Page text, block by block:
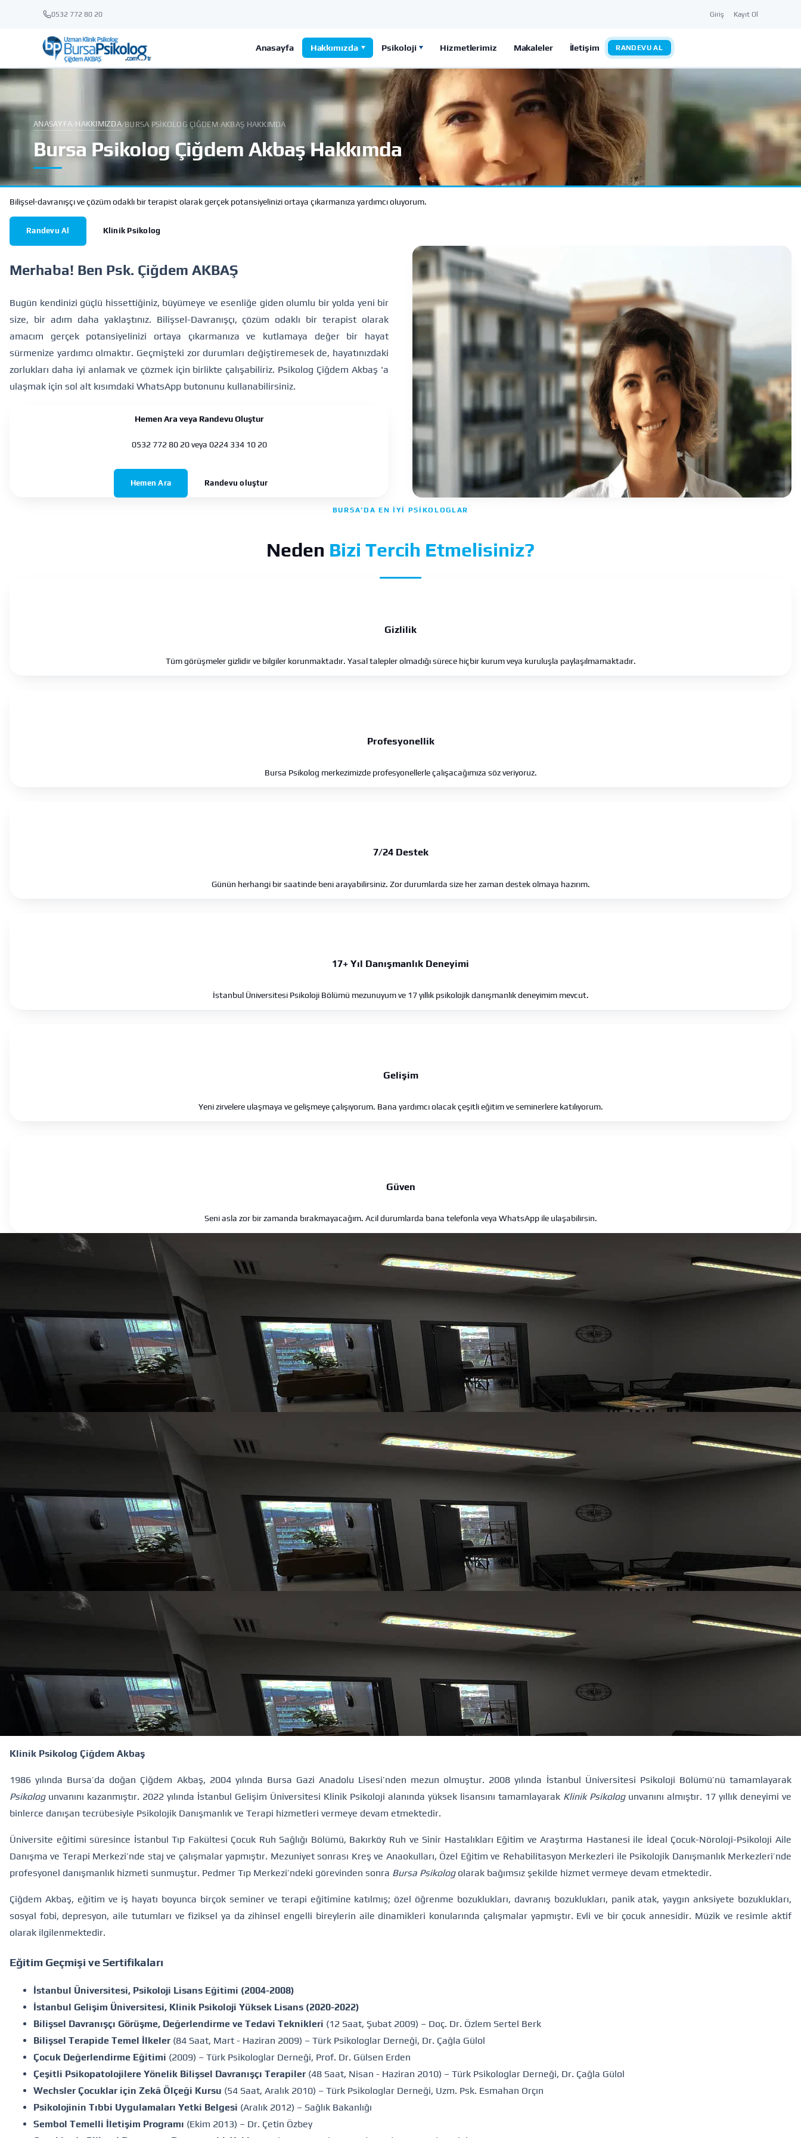
0532 772 80 20 Giriş Kayıt Ol
Anasayfa Hakkımızda Psikoloji Hizmetlerimiz Makaleler İletişim RANDEVU AL
ANASAYFA HAKKIMIZDA/BURSA PSIKOLOG ÇIĞDEM AKBAŞ HAKKIMDA
Bursa Psikolog Çiğdem Akbaş Hakkımda
Bilişsel-davranışçı ve çözüm odaklı bir terapist olarak gerçek potansiyelinizi ortaya çıkarmanıza yardımcı oluyorum.
Randevu Al Klinik Psikolog
Merhaba! Ben Psk. Çiğdem AKBAŞ
Bugün kendinizi güçlü hissettiğiniz, büyümeye ve esenliğe giden olumlu bir yolda yeni bir
size, bir adım daha yaklaştınız. Bilişsel-Davranışçı, çözüm odaklı bir terapist olarak
amacım gerçek potansiyelinizi ortaya çıkarmanıza ve kutlamaya değer bir hayat
sürmenize yardımcı olmaktır. Geçmişteki zor durumları değiştiremesek de, hayatınızdaki
zorlukları daha iyi anlamak ve çözmek için birlikte çalışabiliriz. Psikolog Çiğdem Akbaş 'a
ulaşmak için sol alt kısımdaki WhatsApp butonunu kullanabilirsiniz.
Hemen Ara veya Randevu Oluştur
0532 772 80 20veya 0224 334 10 20
Hemen Ara Randevu oluştur
BURSA’DA EN İYI PSIKOLOGLAR
Neden Bizi Tercih Etmelisiniz?
Gizlilik
Tüm görüşmeler gizlidir ve bilgiler korunmaktadır. Yasal talepler olmadığı sürece hiçbir kurum veya kuruluşla paylaşılmamaktadır.
Profesyonellik
Bursa Psikolog merkezimizde profesyonellerle çalışacağımıza söz veriyoruz.
7/24 Destek
Günün herhangi bir saatinde beni arayabilirsiniz. Zor durumlarda size her zaman destek olmaya hazırım.
17+ Yıl Danışmanlık Deneyimi
İstanbul Üniversitesi Psikoloji Bölümü mezunuyum ve 17 yıllık psikolojik danışmanlık deneyimim mevcut.
Gelişim
Yeni zirvelere ulaşmaya ve gelişmeye çalışıyorum. Bana yardımcı olacak çeşitli eğitim ve seminerlere katılıyorum.
Güven
Seni asla zor bir zamanda bırakmayacağım. Acil durumlarda bana telefonla veya WhatsApp ile ulaşabilirsin.
Klinik Psikolog Çiğdem Akbaş
1986 yılında Bursa’da doğan Çiğdem Akbaş, 2004 yılında Bursa Gazi Anadolu Lisesi’nden mezun olmuştur. 2008 yılında İstanbul Üniversitesi Psikoloji Bölümü’nü tamamlayarak
Psikologunvanını kazanmıştır. 2022 yılında İstanbul Gelişim Üniversitesi Klinik Psikoloji alanında yüksek lisansını tamamlayarak Klinik Psikologunvanını almıştır. 17 yıllık deneyimi ve
binlerce danışan tecrübesiyle Psikolojik Danışmanlık ve Terapi hizmetleri vermeye devam etmektedir.
Üniversite eğitimi süresince İstanbul Tıp Fakültesi Çocuk Ruh Sağlığı Bölümü, Bakırköy Ruh ve Sinir Hastalıkları Eğitim ve Araştırma Hastanesi ile İdeal Çocuk-Nöroloji-Psikoloji Aile
Danışma ve Terapi Merkezi’nde staj ve çalışmalar yapmıştır. Mezuniyet sonrası Kreş ve Anaokulları, Özel Eğitim ve Rehabilitasyon Merkezleri ile Psikolojik Danışmanlık Merkezleri’nde
profesyonel danışmanlık hizmeti sunmuştur. Pedmer Tıp Merkezi’ndeki görevinden sonra Bursa Psikologolarak bağımsız şekilde hizmet vermeye devam etmektedir.
Çiğdem Akbaş, eğitim ve iş hayatı boyunca birçok seminer ve terapi eğitimine katılmış; özel öğrenme bozuklukları, davranış bozuklukları, panik atak, yaygın anksiyete bozuklukları,
sosyal fobi, depresyon, aile tutumları ve fiziksel ya da zihinsel engelli bireylerin aile dinamikleri konularında çalışmalar yapmıştır. Evli ve bir çocuk annesidir. Müzik ve resimle aktif
olarak ilgilenmektedir.
Eğitim Geçmişi ve Sertifikaları
İstanbul Üniversitesi, Psikoloji Lisans Eğitimi (2004-2008)
İstanbul Gelişim Üniversitesi, Klinik Psikoloji Yüksek Lisans (2020-2022)
Bilişsel Davranışçı Görüşme, Değerlendirme ve Tedavi Teknikleri (12 Saat, Şubat 2009) – Doç. Dr. Özlem Sertel Berk
Bilişsel Terapide Temel İlkeler (84 Saat, Mart - Haziran 2009) – Türk Psikologlar Derneği, Dr. Çağla Gülol
Çocuk Değerlendirme Eğitimi (2009) – Türk Psikologlar Derneği, Prof. Dr. Gülsen Erden
Çeşitli Psikopatolojilere Yönelik Bilişsel Davranışçı Terapiler (48 Saat, Nisan - Haziran 2010) – Türk Psikologlar Derneği, Dr. Çağla Gülol
Wechsler Çocuklar için Zekâ Ölçeği Kursu (54 Saat, Aralık 2010) – Türk Psikologlar Derneği, Uzm. Psk. Esmahan Orçın
Psikolojinin Tıbbi Uygulamaları Yetki Belgesi (Aralık 2012) – Sağlık Bakanlığı
Sembol Temelli İletişim Programı (Ekim 2013) – Dr. Çetin Özbey